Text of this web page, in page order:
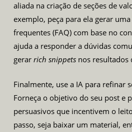
aliada na criação de seções de
exemplo, peça para ela gerar
frequentes (FAQ) com base no
ajuda a responder a dúvidas
gerar rich snippetsnos resultados
Finalmente, use a IA para refinar
Forneça o objetivo do seu post e
persuasivos que incentivem o
passo, seja baixar um material,